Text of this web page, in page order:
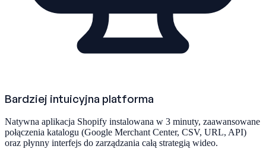
Bardziej intuicyjna platforma
Natywna aplikacja Shopify instalowana w 3 minuty, zaawansowane
połączenia katalogu (Google Merchant Center, CSV, URL, API)
oraz płynny interfejs do zarządzania całą strategią wideo.